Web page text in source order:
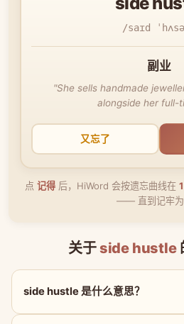
/saɪd
副业
"She sells handmade
alongside her full-
又忘了
点 记得后，HiWord 会按遗忘曲线在
—— 直到记牢为
关于 side hustle
side hustle 是什么意思？